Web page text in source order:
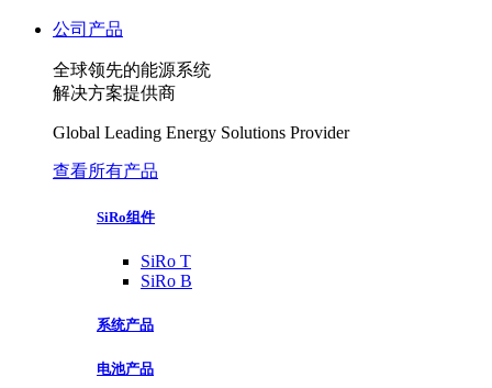
公司产品
全球领先的能源系统
解决方案提供商
Global Leading Energy Solutions Provider
查看所有产品
SiRo组件
SiRo T
SiRo B
系统产品
电池产品